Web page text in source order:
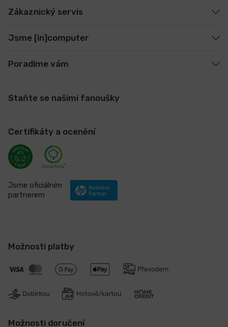
Zákaznický servis
Jsme [in]computer
Poradíme vám
Staňte se našimi fanoušky
Certifikáty a ocenění
Jsme oficiálním
partnerem
Možnosti platby
Možnosti doručení